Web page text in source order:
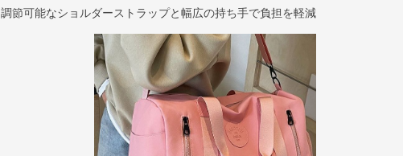
調節可能なショルダーストラップと幅広の持ち手で負担を軽減